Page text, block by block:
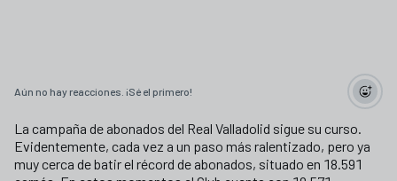
Aún no hay reacciones. ¡Sé el primero!
La campaña de abonados del Real Valladolid sigue su curso.
Evidentemente, cada vez a un paso más ralentizado, pero ya
muy cerca de batir el récord de abonados, situado en 18.591